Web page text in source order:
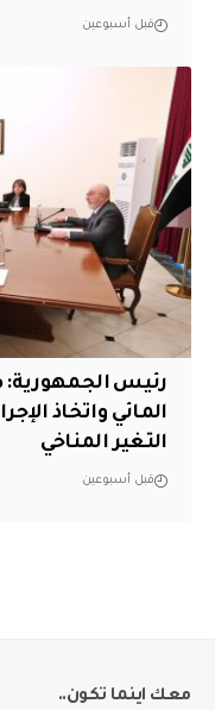
قبل أسبوعين
رئيس الجمهورية:
المائي واتخاذ
التغير المناخي
قبل أسبوعين
معك اينما تكون..